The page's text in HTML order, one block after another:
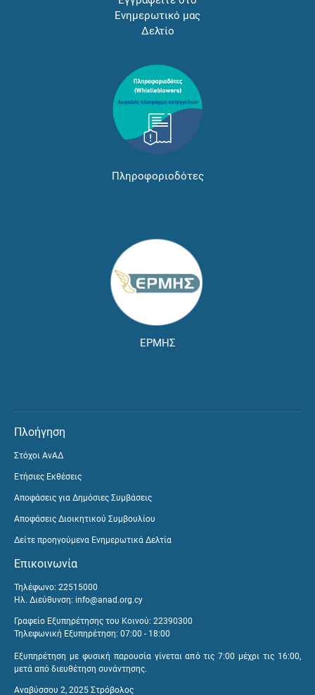
Ενημερωτικό μας
Δελτίο
Πληροφοριοδότες
ΕΡΜΗΣ
Πλοήγηση
Στόχοι ΑνΑΔ
Ετήσιες Εκθέσεις
Αποφάσεις για Δημόσιες Συμβάσεις
Αποφάσεις Διοικητικού Συμβουλίου
Δείτε προηγούμενα Ενημερωτικά Δελτία
Επικοινωνία
Τηλέφωνο: 22515000
Ηλ. Διεύθυνση: info@anad.org.cy
Γραφείο Εξυπηρέτησης του Κοινού: 22390300
Τηλεφωνική Εξυπηρέτηση: 07:00 - 18:00
Εξυπηρέτηση με φυσική παρουσία γίνεται από τις 7:00 μέχρι τις 16:00,
μετά από διευθέτηση συνάντησης.
Αναβύσσου 2, 2025 Στρόβολος